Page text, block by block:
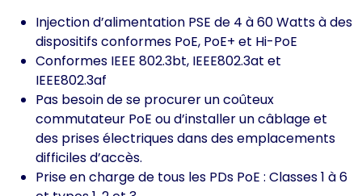
Injection d’alimentation PSE de 4 à 60 Watts à des
dispositifs conformes PoE, PoE+ et Hi-PoE
Conformes IEEE 802.3bt, IEEE802.3at et
IEEE802.3af
Pas besoin de se procurer un coûteux
commutateur PoE ou d’installer un câblage et
des prises électriques dans des emplacements
difficiles d’accès.
Prise en charge de tous les PDs PoE : Classes 1 à 6